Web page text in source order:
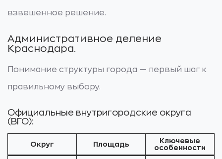
взвешенное решение.
Административное деление
Краснодара.
Понимание структуры города — первый шаг к
правильному выбору.
Официальные внутригородские округа
(ВГО):
Округ Площадь
Ключевые
особенности